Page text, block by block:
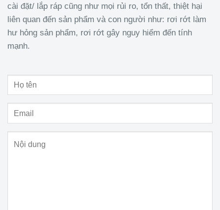
cài đặt/ lắp ráp cũng như mọi rủi ro, tổn thất, thiệt hại
liên quan đến sản phẩm và con người như: rơi rớt làm
hư hỏng sản phẩm, rơi rớt gây nguy hiểm đến tính
mạnh.